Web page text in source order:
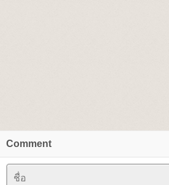
Comment